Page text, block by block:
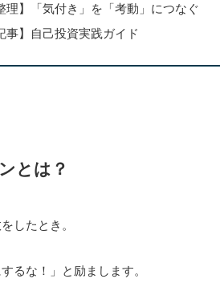
理】「気付き」を「考動」につなぐ
事】自己投資実践ガイド
とは？
したとき。
るな！」と励まします。